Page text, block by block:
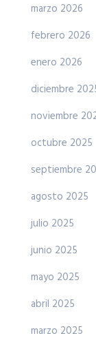
marzo 2026
febrero 2026
enero 2026
diciembre
noviembre
octubre 2025
septiembre
agosto 2025
julio 2025
junio 2025
mayo 2025
abril 2025
marzo 2025